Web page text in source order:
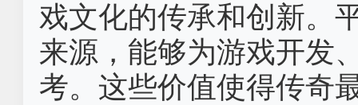
戏文化的传承和创新。
来源，能够为游戏开发
考。这些价值使得传奇